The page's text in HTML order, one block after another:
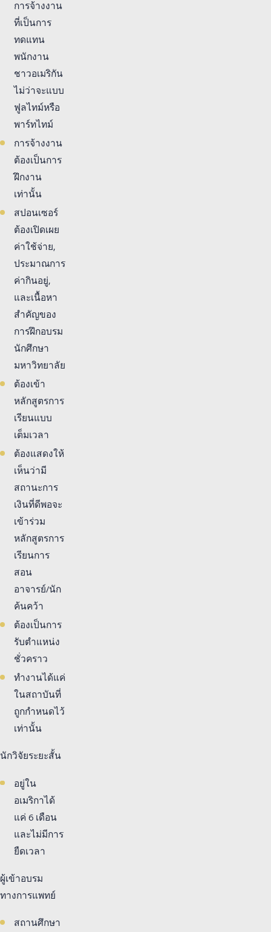
การจ้างงาน
ที่เป็นการ
ทดแทน
พนักงาน
ชาวอเมริกัน
ไม่ว่าจะแบบ
ฟูลไทม์หรือ
พาร์ทไทม์
การจ้างงาน
ต้องเป็นการ
ฝึกงาน
เท่านั้น
สปอนเซอร์
ต้องเปิดเผย
ค่าใช้จ่าย,
ประมาณการ
ค่ากินอยู่,
และเนื้อหา
สำคัญของ
การฝึกอบรม
นักศึกษา
มหาวิทยาลัย
ต้องเข้า
หลักสูตรการ
เรียนแบบ
เต็มเวลา
ต้องแสดงให้
เห็นว่ามี
สถานะการ
เงินที่ดีพอจะ
เข้าร่วม
หลักสูตรการ
เรียนการ
สอน
อาจารย์/นัก
ค้นคว้า
ต้องเป็นการ
รับตำแหน่ง
ชั่วคราว
ทำงานได้แค่
ในสถาบันที่
ถูกกำหนดไว้
เท่านั้น
นักวิจัยระยะสั้น
อยู่ใน
อเมริกาได้
แค่ 6 เดือน
และไม่มีการ
ยืดเวลา
ผู้เข้าอบรม
ทางการแพทย์
สถานศึกษา